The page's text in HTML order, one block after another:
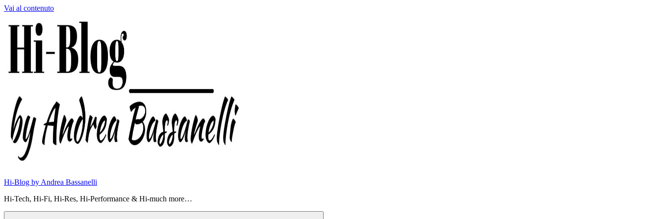
Vai al contenuto
Hi-Blog by Andrea Bassanelli
Hi-Tech, Hi-Fi, Hi-Res, Hi-Performance & Hi-much more…